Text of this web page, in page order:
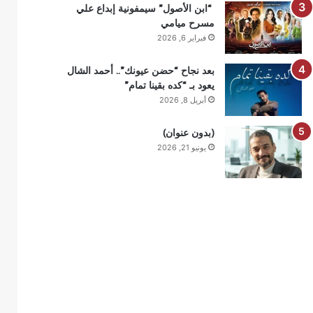
“ابن الأصول” سيمفونية إبداع علي
مسرح ميامي
فبراير 6, 2026
بعد نجاح “حضن عيونك”.. أحمد الشال
يعود بـ “كده بقينا تمام”
أبريل 8, 2026
(بدون عنوان)
يونيو 21, 2026